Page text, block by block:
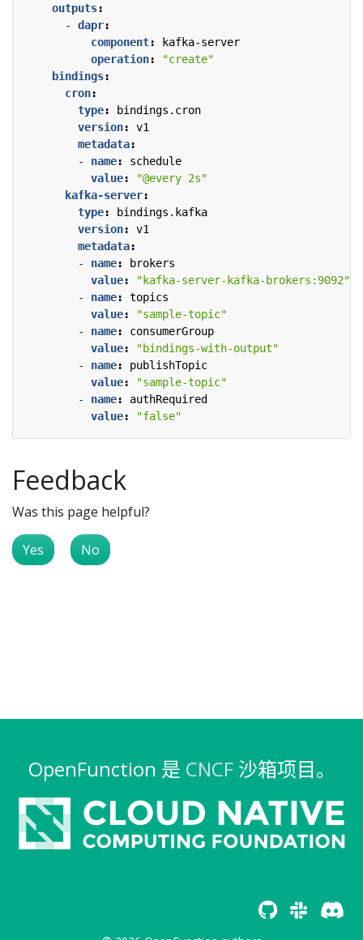
outputs:
- dapr:
component:
kafka-server
operation:
"create"
bindings:
cron:
type:
bindings.cron
version:
v1
metadata:
- name:
schedule
value:
"@every 2s"
kafka-server:
type:
bindings.kafka
version:
v1
metadata:
- name:
brokers
value:
"kafka-server-kafka-brokers:9092"
- name:
topics
value:
"sample-topic"
- name:
consumerGroup
value:
"bindings-with-output"
- name:
publishTopic
value:
"sample-topic"
- name:
authRequired
value: "false"
Feedback
Was this page helpful?
Yes No
OpenFunction 是 CNCF沙箱项目。